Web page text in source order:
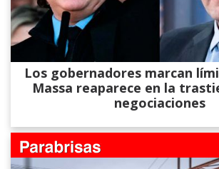
Los gobernadores marcan
Massa reaparece en la
negociaciones